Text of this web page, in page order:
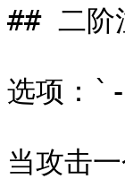
## 二阶
选项
当攻击